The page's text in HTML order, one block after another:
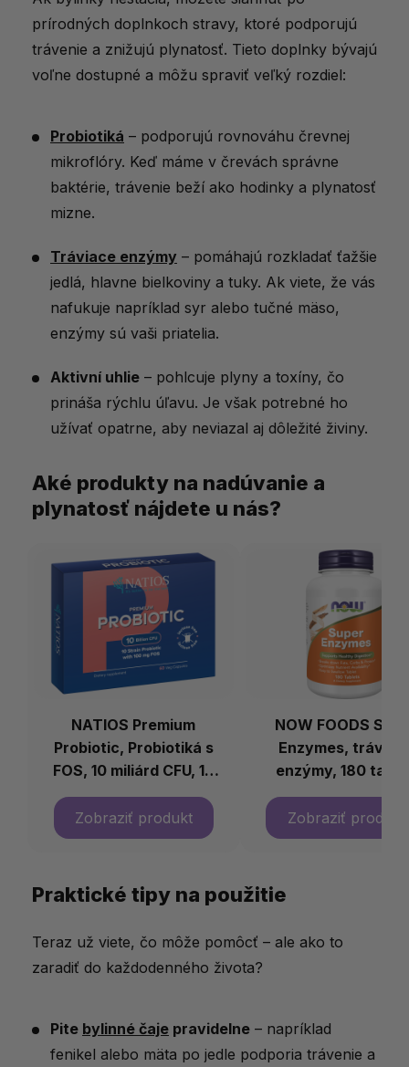
prírodných doplnkoch stravy, ktoré podporujú
trávenie a znižujú plynatosť. Tieto doplnky bývajú
voľne dostupné a môžu spraviť veľký rozdiel:
Probiotiká – podporujú rovnováhu črevnej
mikroflóry. Keď máme v črevách správne
baktérie, trávenie beží ako hodinky a plynatosť
mizne.
Tráviace enzýmy – pomáhajú rozkladať ťažšie
jedlá, hlavne bielkoviny a tuky. Ak viete, že vás
nafukuje napríklad syr alebo tučné mäso,
enzýmy sú vaši priatelia.
Aktivní uhlie – pohlcuje plyny a toxíny, čo
prináša rýchlu úľavu. Je však potrebné ho
užívať opatrne, aby neviazal aj dôležité živiny.
Aké produkty na nadúvanie a
plynatosť nájdete u nás?
NATIOS Premium
Probiotic, Probiotiká s
FOS, 10 miliárd CFU, 10
kmeňov, 60 veg kapsúl
NOW FOODS
Enzymes,
enzýmy, 180
Praktické tipy na použitie
Teraz už viete, čo môže pomôcť – ale ako to
zaradiť do každodenného života?
Pite bylinné čaje pravidelne – napríklad
fenikel alebo mäta po jedle podporia trávenie a